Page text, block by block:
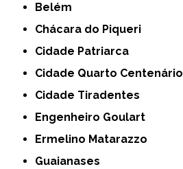
Belém
Chácara do Piqueri
Cidade Patriarca
Cidade Quarto Centenário
Cidade Tiradentes
Engenheiro Goulart
Ermelino Matarazzo
Guaianases